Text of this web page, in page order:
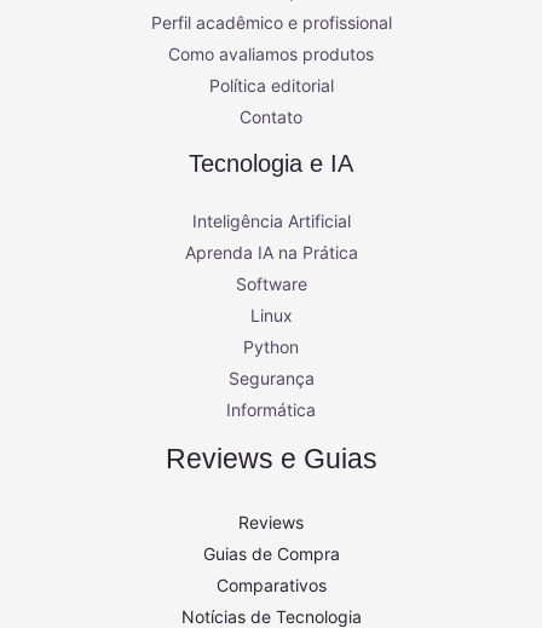
Perfil acadêmico e profissional
Como avaliamos produtos
Política editorial
Contato
Tecnologia e IA
Inteligência Artificial
Aprenda IA na Prática
Software
Linux
Python
Segurança
Informática
Reviews e Guias
Reviews
Guias de Compra
Comparativos
Notícias de Tecnologia